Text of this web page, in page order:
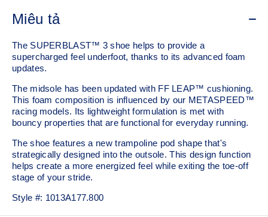
Miêu tả
The SUPERBLAST™ 3 shoe helps to provide a
supercharged feel underfoot, thanks to its advanced foam
updates.
The midsole has been updated with FF LEAP™ cushioning.
This foam composition is influenced by our METASPEED™
racing models. Its lightweight formulation is met with
bouncy properties that are functional for everyday running.
The shoe features a new trampoline pod shape that's
strategically designed into the outsole. This design function
helps create a more energized feel while exiting the toe-off
stage of your stride.
Style #: 1013A177.800